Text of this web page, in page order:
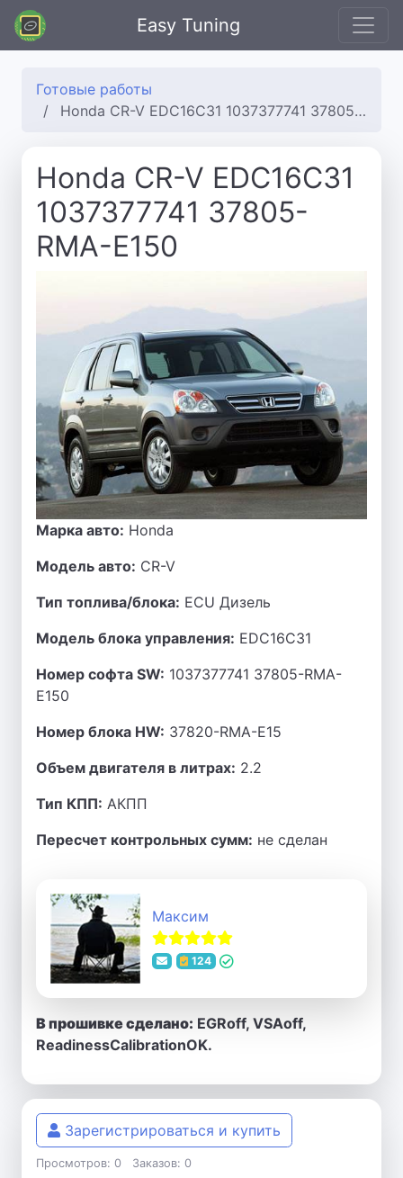
Easy Tuning
Готовые работы
Honda CR-V EDC16C31 1037377741 37805-RMA-E150
Honda CR-V EDC16C31
1037377741 37805-
RMA-E150
Марка авто: Honda
Модель авто: CR-V
Тип топлива/блока: ECU Дизель
Модель блока управления: EDC16C31
Номер софта SW: 1037377741 37805-RMA-
E150
Номер блока HW: 37820-RMA-E15
Объем двигателя в литрах: 2.2
Тип КПП: АКПП
Пересчет контрольных сумм: не сделан
Максим
124
В прошивке сделано: EGRoff, VSAoff,
ReadinessCalibrationOK.
Зарегистрироваться и купить
Просмотров: 0 Заказов: 0